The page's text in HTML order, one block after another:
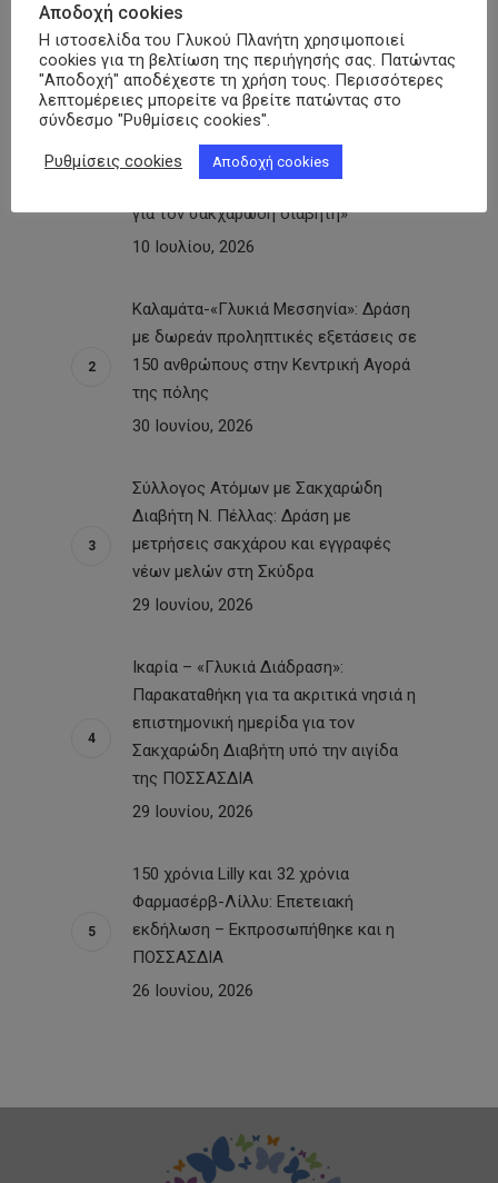
Ενημέρωση – Νέα
Συμμετοχή της ΠΟΣΣΑΣΔΙΑ στο
Digital4Pharma 2026 –
TRUSTFORMATION: «Τα δευτερογενή
δεδομένα υγείας μπορούν να αλλάξουν
τον τρόπο που σχεδιάζεται η πολιτική
για τον σακχαρώδη διαβήτη»
10 Ιουλίου, 2026
Καλαμάτα-«Γλυκιά Μεσσηνία»: Δράση
με δωρεάν προληπτικές εξετάσεις σε
150 ανθρώπους στην Κεντρική Αγορά
της πόλης
30 Ιουνίου, 2026
Σύλλογος Ατόμων με Σακχαρώδη
Διαβήτη Ν. Πέλλας: Δράση με
μετρήσεις σακχάρου και εγγραφές
νέων μελών στη Σκύδρα
29 Ιουνίου, 2026
Ικαρία – «Γλυκιά Διάδραση»:
Παρακαταθήκη για τα ακριτικά νησιά η
επιστημονική ημερίδα για τον
Σακχαρώδη Διαβήτη υπό την αιγίδα
της ΠΟΣΣΑΣΔΙΑ
29 Ιουνίου, 2026
150 χρόνια Lilly και 32 χρόνια
Φαρμασέρβ-Λίλλυ: Eπετειακή
εκδήλωση – Εκπροσωπήθηκε και η
ΠΟΣΣΑΣΔΙΑ
26 Ιουνίου, 2026
Αποδοχή cookies
Η ιστοσελίδα του Γλυκού Πλανήτη χρησιμοποιεί
cookies για τη βελτίωση της περιήγησής σας. Πατώντας
"Αποδοχή" αποδέχεστε τη χρήση τους. Περισσότερες
λεπτομέρειες μπορείτε να βρείτε πατώντας στο
σύνδεσμο "Ρυθμίσεις cookies".
Ρυθμίσεις cookies Αποδοχή cookies